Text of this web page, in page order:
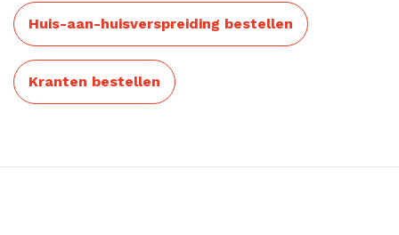
Huis-aan-huisverspreiding bestellen
Kranten bestellen